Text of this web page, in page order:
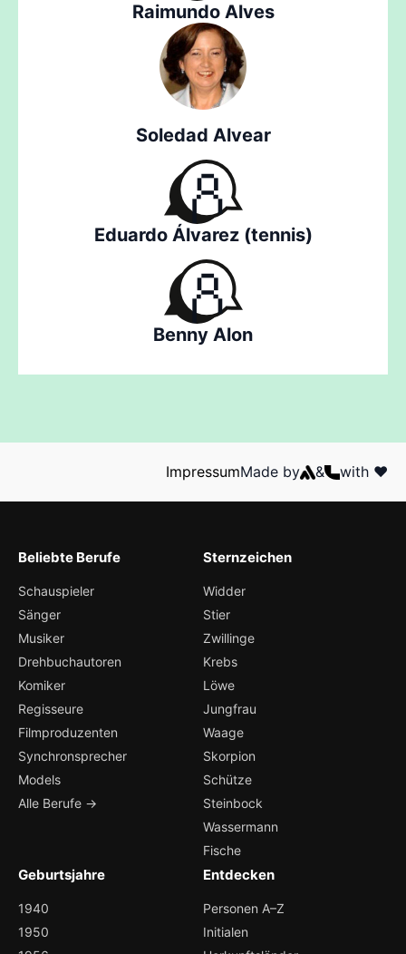
Raimundo Alves
Soledad Alvear
Eduardo Álvarez (tennis)
Benny Alon
ImpressumMade by & with ❤️
Beliebte Berufe
Schauspieler
Sänger
Musiker
Drehbuchautoren
Komiker
Regisseure
Filmproduzenten
Synchronsprecher
Models
Alle Berufe →
Sternzeichen
Widder
Stier
Zwillinge
Krebs
Löwe
Jungfrau
Waage
Skorpion
Schütze
Steinbock
Wassermann
Fische
Geburtsjahre
1940
1950
Entdecken
Personen A–Z
Initialen